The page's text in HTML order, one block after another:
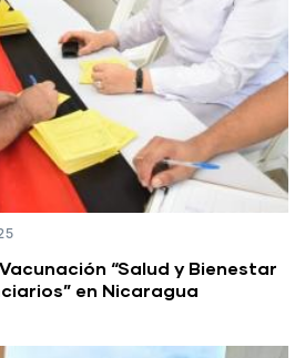
“Salud y Bienestar
en Nicaragua